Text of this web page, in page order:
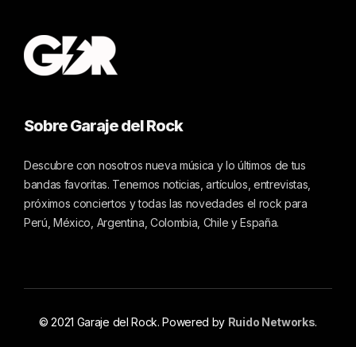
Sobre Garaje del Rock
Descubre con nosotros nueva música y lo últimos de tus
bandas favoritas. Tenemos noticias, artículos, entrevistas,
próximos conciertos y todas las novedades el rock para
Perú, México, Argentina, Colombia, Chile y España.
© 2021 Garaje del Rock. Powered by Ruido Networks.